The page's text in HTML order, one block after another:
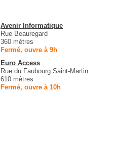
Avenir Informatique
Rue Beauregard
360 mètres
Fermé, ouvre à 9h
Euro Access
Rue du Faubourg Saint-Martin
610 mètres
Fermé, ouvre à 10h